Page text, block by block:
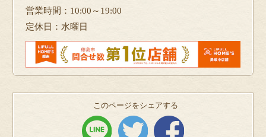
営業時間：10:00～19:00
定休日：水曜日
このページをシェアする